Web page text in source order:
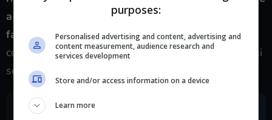
a influenzare la valutazione generale del gioco
fatta automaticamente dalla piattaformae, di
conseguenza, influenzare gli utenti che sono indecisi
se acquistare o meno quel gioco.
purposes:
Personalised advertising and content, advertising and
content measurement, audience research and
services development
Store and/or access information on a device
Learn more